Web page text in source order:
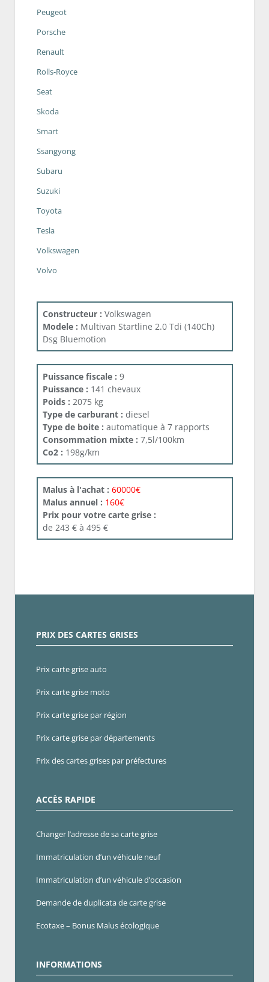
Peugeot
Porsche
Renault
Rolls-Royce
Seat
Skoda
Smart
Ssangyong
Subaru
Suzuki
Toyota
Tesla
Volkswagen
Volvo
Constructeur : Volkswagen
Modele : Multivan Startline 2.0 Tdi (140Ch)
Dsg Bluemotion
Puissance fiscale : 9
Puissance : 141 chevaux
Poids : 2075 kg
Type de carburant : diesel
Type de boite : automatique à 7 rapports
Consommation mixte : 7,5l/100km
Co2 : 198g/km
Malus à l'achat : 60000€
Malus annuel : 160€
Prix pour votre carte grise :
de 243 € à 495 €
PRIX DES CARTES GRISES
Prix carte grise auto
Prix carte grise moto
Prix carte grise par région
Prix carte grise par départements
Prix des cartes grises par préfectures
ACCÈS RAPIDE
Changer l’adresse de sa carte grise
Immatriculation d’un véhicule neuf
Immatriculation d’un véhicule d’occasion
Demande de duplicata de carte grise
Ecotaxe – Bonus Malus écologique
INFORMATIONS